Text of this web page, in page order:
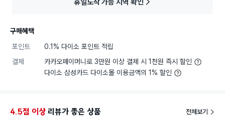
휴일도착 가능 지역 확인
구매혜택
포인트
0.1% 다이소 포인트 적립
결제
카카오페이머니로 3만원 이상 결제 시 1천원 즉시 할인
다이소 삼성카드 다이소몰 이용금액의 1% 할인
4.5점 이상 리뷰가 좋은 상품 전체보기